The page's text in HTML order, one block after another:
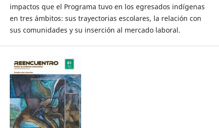
impactos que el Programa tuvo en los egresados indígenas
en tres ámbitos: sus trayectorias escolares, la relación con
sus comunidades y su inserción al mercado laboral.